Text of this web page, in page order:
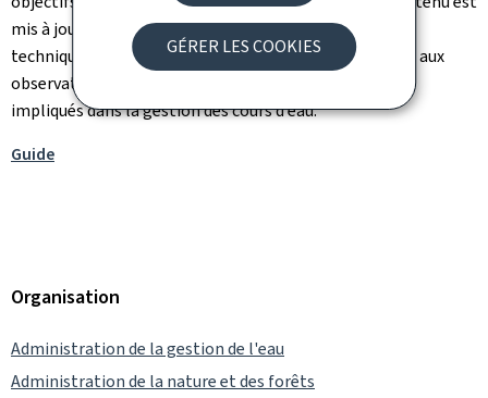
GÉRER LES COOKIES
mis à jour grâce aux retours d’expérience, aux avancées
techniques, aux nouvelles exigences réglementaires et aux
observations formulées par les différents partenaires
impliqués dans la gestion des cours d’eau.
Guide
Organisation
Administration de la gestion de l'eau
Administration de la nature et des forêts